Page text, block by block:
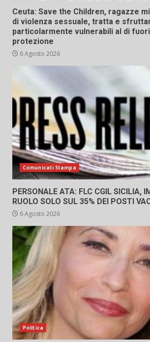
Ceuta: Save the Children, ragazze
di violenza sessuale, tratta e
particolarmente vulnerabili al di
protezione
6 Agosto 2026
Comunicati Stampa
PERSONALE ATA: FLC CGIL SICILIA,
RUOLO SOLO SUL 35% DEI POSTI
6 Agosto 2026
Politica